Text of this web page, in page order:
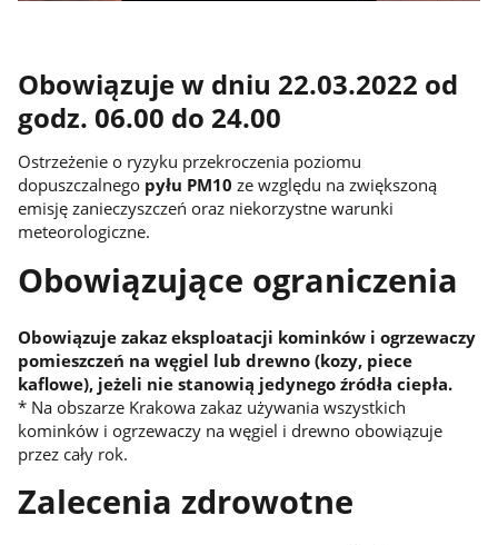
Obowiązuje w dniu 22.03.2022 od
godz. 06.00 do 24.00
Ostrzeżenie o ryzyku przekroczenia poziomu
dopuszczalnego pyłu PM10 ze względu na zwiększoną
emisję zanieczyszczeń oraz niekorzystne warunki
meteorologiczne.
Obowiązujące ograniczenia
Obowiązuje zakaz eksploatacji kominków i ogrzewaczy
pomieszczeń na węgiel lub drewno (kozy, piece
kaflowe), jeżeli nie stanowią jedynego źródła ciepła.
* Na obszarze Krakowa zakaz używania wszystkich
kominków i ogrzewaczy na węgiel i drewno obowiązuje
przez cały rok.
Zalecenia zdrowotne